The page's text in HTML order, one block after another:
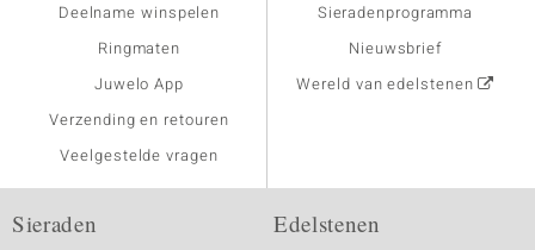
Deelname winspelen
Ringmaten
Juwelo App
Verzending en retouren
Veelgestelde vragen
Sieradenprogramma
Nieuwsbrief
Wereld van edelstenen
Sieraden Edelstenen